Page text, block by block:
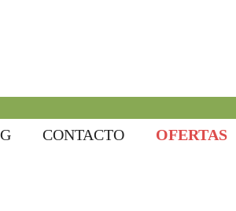
CONTACTO OFERTAS